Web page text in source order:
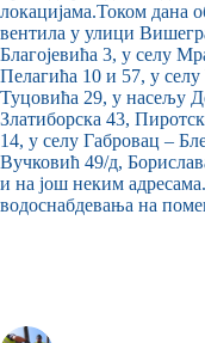
локацијама.Током дана
вентила у улици
Благојевића 3, у селу
Пелагића 10 и 57, у
Туцовића 29, у насељу
Златиборска 43,
14, у селу Габровац –
Вучковић 49/д,
и на још неким
водоснабдевања на